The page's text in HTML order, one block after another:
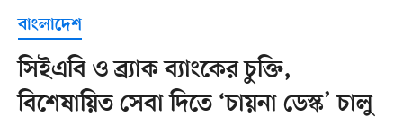
বাংলাদেশ
সিইএবি ও ব্র্যাক ব্যাংকের চুক্তি,
বিশেষায়িত সেবা দিতে ‘চায়না ডেস্ক’ চালু